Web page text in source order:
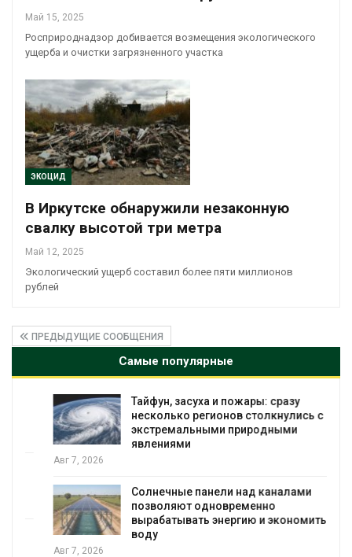
Май 15, 2025
Росприроднадзор добивается возмещения экологического
ущерба и очистки загрязненного участка
ЭКОЦИД
В Иркутске обнаружили незаконную
свалку высотой три метра
Май 12, 2025
Экологический ущерб составил более пяти миллионов
рублей
ПРЕДЫДУЩИЕ СООБЩЕНИЯ
Самые популярные
Тайфун, засуха и пожары: сразу
несколько регионов столкнулись с
экстремальными природными
явлениями
Авг 7, 2026
Солнечные панели над каналами
позволяют одновременно
вырабатывать энергию и экономить
воду
Авг 7, 2026